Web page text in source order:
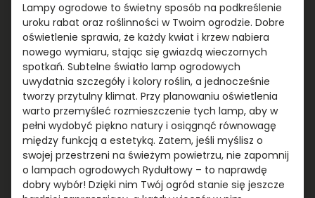
Lampy ogrodowe to świetny sposób na podkreślenie
uroku rabat oraz roślinności w Twoim ogrodzie. Dobre
oświetlenie sprawia, że każdy kwiat i krzew nabiera
nowego wymiaru, stając się gwiazdą wieczornych
spotkań. Subtelne światło lamp ogrodowych
uwydatnia szczegóły i kolory roślin, a jednocześnie
tworzy przytulny klimat. Przy planowaniu oświetlenia
warto przemyśleć rozmieszczenie tych lamp, aby w
pełni wydobyć piękno natury i osiągnąć równowagę
między funkcją a estetyką. Zatem, jeśli myślisz o
swojej przestrzeni na świeżym powietrzu, nie zapomnij
o lampach ogrodowych Rydułtowy – to naprawdę
dobry wybór! Dzięki nim Twój ogród stanie się jeszcze